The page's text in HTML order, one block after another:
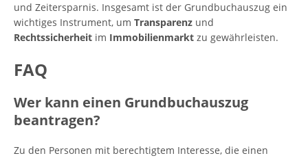
und Zeitersparnis. Insgesamt ist der Grundbuchauszug ein
wichtiges Instrument, um Transparenz und
Rechtssicherheit im Immobilienmarkt zu gewährleisten.
FAQ
Wer kann einen Grundbuchauszug
beantragen?
Zu den Personen mit berechtigtem Interesse, die einen